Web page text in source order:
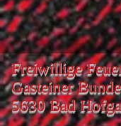
Freiwillige
Gasteiner
5630 Bad